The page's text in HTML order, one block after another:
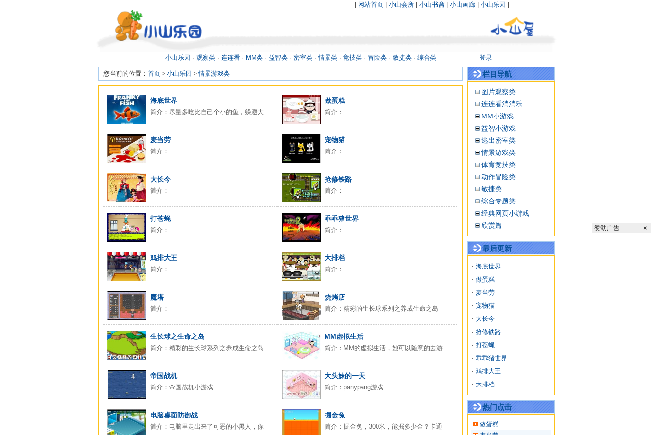
网站首页 小山会所 小山书斋 小山画廊 小山乐园
小山乐园 · 观察类· 连连看· MM类· 益智类· 密室类·情景类· 竞技类· 冒险类· 敏捷类· 综合类 登录
您当前的位置： 首页 > 小山乐园 >情景游戏类
海底世界
简介：尽量多吃比自己个小的鱼，躲避大
做蛋糕
简介：
麦当劳
简介：
宠物猫
简介：
大长今
简介：
抢修铁路
简介：
打苍蝇
简介：
乖乖猪世界
简介：
鸡排大王
简介：
大排档
简介：
魔塔
简介：
烧烤店
简介：精彩的生长球系列之养成生命之岛
生长球之生命之岛
简介：精彩的生长球系列之养成生命之岛
MM虚拟生活
简介：MM的虚拟生活，她可以随意的去游
帝国战机
简介：帝国战机小游戏
大头妹的一天
简介：panypang游戏
电脑桌面防御战
简介：电脑里走出来了可恶的小黑人，你
掘金兔
简介：掘金兔，300米，能掘多少金？卡通
栏目导航
图片观察类
连连看消消乐
MM小游戏
益智小游戏
逃出密室类
情景游戏类
体育竞技类
动作冒险类
敏捷类
综合专题类
经典网页小游戏
欣赏篇
最后更新
海底世界
做蛋糕
麦当劳
宠物猫
大长今
抢修铁路
打苍蝇
乖乖猪世界
鸡排大王
大排档
热门点击
做蛋糕
赞助广告 ×